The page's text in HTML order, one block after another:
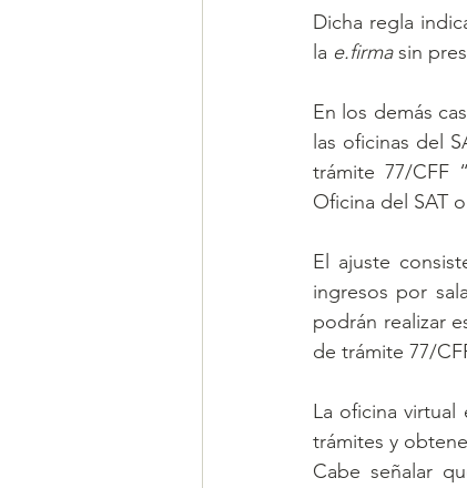
Dicha regla
la e.firma sin
En los demás
las oficinas del
trámite 77/CFF
Oficina del SAT
El ajuste
ingresos por
podrán realizar
de trámite 77/
La oficina
trámites y
Cabe señalar